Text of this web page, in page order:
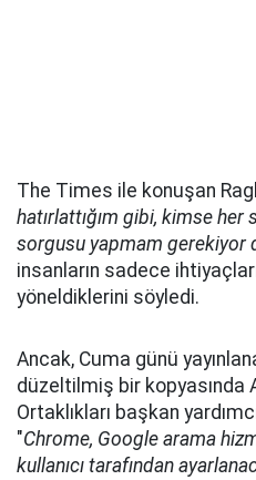
The Times ile konuşan
hatırlattığım gibi, kimse her
sorgusu yapmam gerekiyor
insanların sadece
yöneldiklerini söyledi.
Ancak, Cuma günü
düzeltilmiş bir kopyasında
Ortaklıkları başkan
"Chrome, Google arama
kullanıcı tarafından